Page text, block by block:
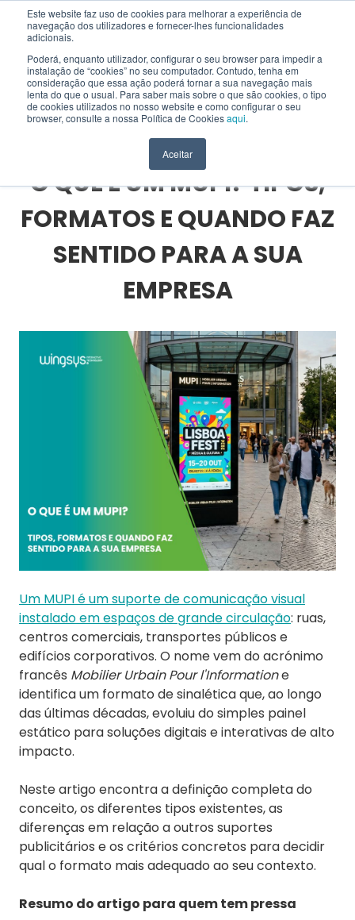
Este website faz uso de cookies para melhorar a experiência de
navegação dos utilizadores e fornecer-lhes funcionalidades
adicionais.
Poderá, enquanto utilizador, configurar o seu browser para impedir a
instalação de “cookies” no seu computador. Contudo, tenha em
consideração que essa ação poderá tornar a sua navegação mais
lenta do que o usual. Para saber mais sobre o que são cookies, o tipo
de cookies utilizados no nosso website e como configurar o seu
browser, consulte a nossa Política de Cookiesaqui.
Aceitar
EN
HOME > BLOG > SOLUÇÕES INTERATIVAS >
O QUE É UM MUPI? TIPOS, FORMATOS E QUANDO FAZ SENTIDO PARA A SUA
O QUE É UM MUPI? TIPOS,
FORMATOS E QUANDO FAZ
SENTIDO PARA A SUA
EMPRESA
Um MUPI é um suporte de comunicação visual
instalado em espaços de grande circulação: ruas,
centros comerciais, transportes públicos e
edifícios corporativos. O nome vem do acrónimo
francês Mobilier Urbain Pour l'Informatione
identifica um formato de sinalética que, ao longo
das últimas décadas, evoluiu do simples painel
estático para soluções digitais e interativas de alto
impacto.
Neste artigo encontra a definição completa do
conceito, os diferentes tipos existentes, as
diferenças em relação a outros suportes
publicitários e os critérios concretos para decidir
qual o formato mais adequado ao seu contexto.
Resumo do artigo para quem tem pressa